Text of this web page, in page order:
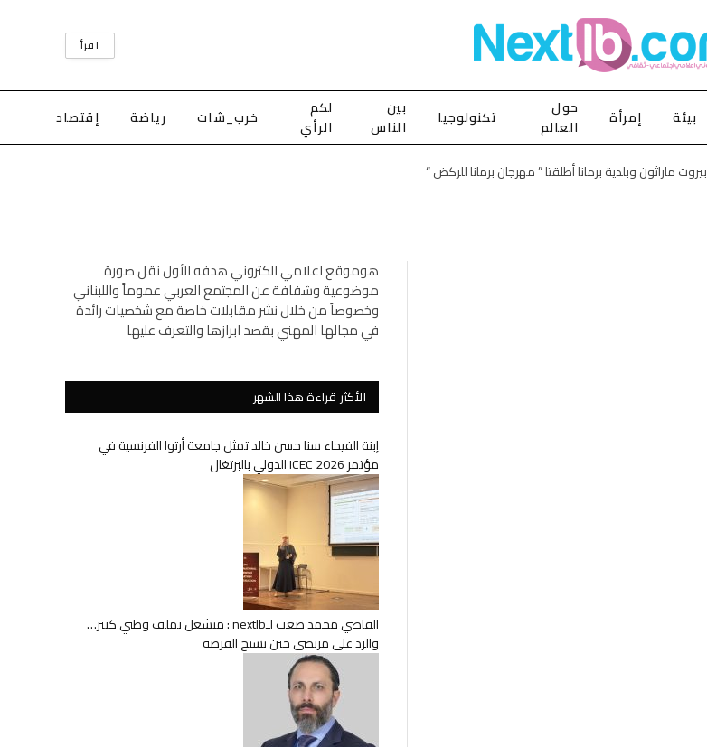
اقرأ
بيئة إمرأة
حول
العالم
تكنولوجيا
بين
الناس
لكم
الرأي
خرب_شات رياضة إقتصاد
بيروت ماراثون وبلدية برمانا أطلقتا ” مهرجان برمانا للركض “
هوموقع اعلامي الكتروني هدفه الأول نقل صورة
موضوعية وشفافة عن المجتمع العربي عموماً واللبناني
وخصوصاً من خلال نشر مقابلات خاصة مع شخصيات رائدة
في مجالها المهني بقصد ابرازها والتعرف عليها
الأكثر قراءة هذا الشهر
إبنة الفيحاء سنا حسن خالد تمثل جامعة أرتوا الفرنسية في
مؤتمر ICEC 2026 الدولي بالبرتغال
القاضي محمد صعب لـnextlb : منشغل بملف وطني كبير…
والرد على مرتضى حين تسنح الفرصة